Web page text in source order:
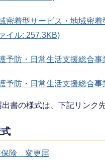
密着型サービス・地域密
イル: 257.3KB)
予防・日常生活支援総合
予防・日常生活支援総合
書の様式は、下記リンク
保険 変更届